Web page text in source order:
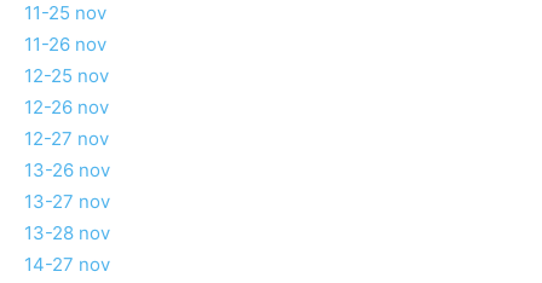
11-25 nov
11-26 nov
12-25 nov
12-26 nov
12-27 nov
13-26 nov
13-27 nov
13-28 nov
14-27 nov